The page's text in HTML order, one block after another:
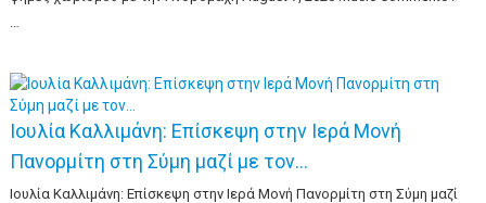
Ιουλία Καλλιμάνη: Επίσκεψη στην Ιερά Μονή
Πανορμίτη στη Σύμη μαζί με τον…
Ιουλία Καλλιμάνη: Επίσκεψη στην Ιερά Μονή Πανορμίτη στη Σύμη μαζί